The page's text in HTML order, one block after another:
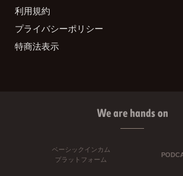
利用規約
プライバシーポリシー
特商法表示
We are hands on
ベーシックインカム
プラットフォーム